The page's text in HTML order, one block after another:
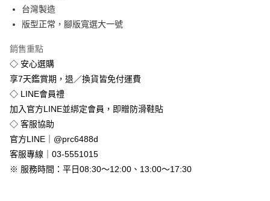
Google Pay
運送方式
全家付款取貨
免運費
付款後全家取貨
免運費
7-11付款取貨
台灣製造
版型正常，腳版寬選大一號
銷售重點
◇ 安心選購
享7天鑑賞期，退／換貨皆免付運費
◇ LINE會員禮
加入官方LINE並綁定會員，即贈防滑鞋貼
◇ 客服協助
官方LINE｜@prc6488d
客服專線｜03-5551015
※ 服務時間：平日08:30～12:00、13:00～17:30